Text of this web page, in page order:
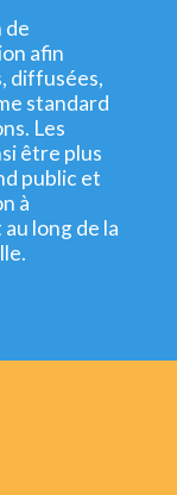
de
afin
diffusées,
standard
Les
être plus
public et
à
long de la